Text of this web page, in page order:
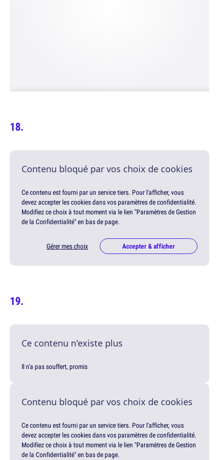
Contenu bloqué par vos choix de cookies
Ce contenu est fourni par un service tiers. Pour l'afficher, vous
devez accepter les cookies dans vos paramètres de confidentialité.
Modifiez ce choix à tout moment via le lien "Paramètres de Gestion
de la Confidentialité" en bas de page.
Gérer mes choix Accepter & afficher
Ce contenu n'existe plus
Il n'a pas souffert, promis
Contenu bloqué par vos choix de cookies
Ce contenu est fourni par un service tiers. Pour l'afficher, vous
devez accepter les cookies dans vos paramètres de confidentialité.
Modifiez ce choix à tout moment via le lien "Paramètres de Gestion
de la Confidentialité" en bas de page.